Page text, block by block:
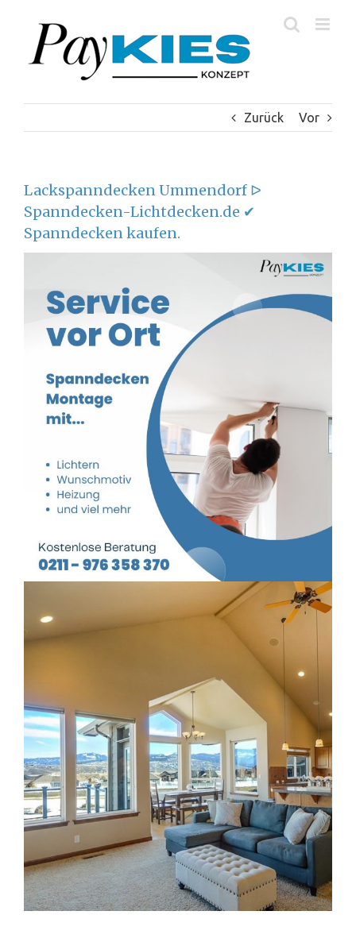
springen
Zurück Vor
Lackspanndecken Ummendorf ᐅ
Spanndecken-Lichtdecken.de ✔
Spanndecken kaufen.